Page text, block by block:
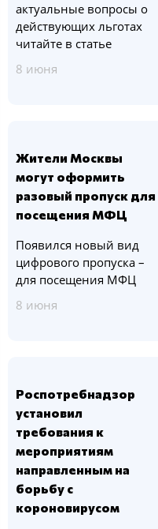
актуальные вопросы о
действующих льготах
читайте в статье
8 июня
Жители Москвы
могут оформить
разовый пропуск для
посещения МФЦ
Появился новый вид
цифрового пропуска –
для посещения МФЦ
8 июня
Роспотребнадзор
установил
требования к
мероприятиям
направленным на
борьбу с
короновирусом